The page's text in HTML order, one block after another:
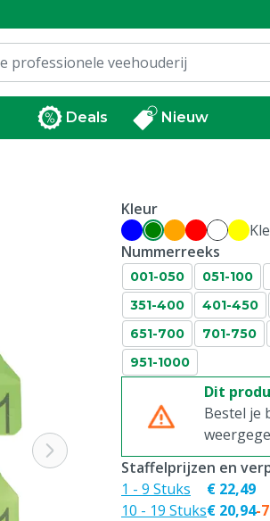
Deals Nieuw
Kleur
Nummerreeks
001-050 051-100
351-400
401-450
651-700
701-750
951-1000
Dit
Bestel je
Staffelprijzen en
1 - 9 Stuks
10 - 19 Stuks
€ 22,49
€ 20,94-